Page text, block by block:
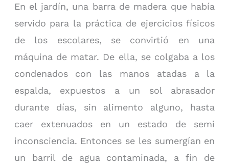
En el jardín, una barra de madera que había
servido para la práctica de ejercicios físicos
de los escolares, se convirtió en una
máquina de matar. De ella, se colgaba a los
condenados con las manos atadas a la
espalda, expuestos a un sol abrasador
durante días, sin alimento alguno, hasta
caer extenuados en un estado de semi
inconsciencia. Entonces se les sumergían en
un barril de agua contaminada, a fin de